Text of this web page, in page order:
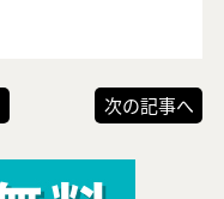
次の記事へ